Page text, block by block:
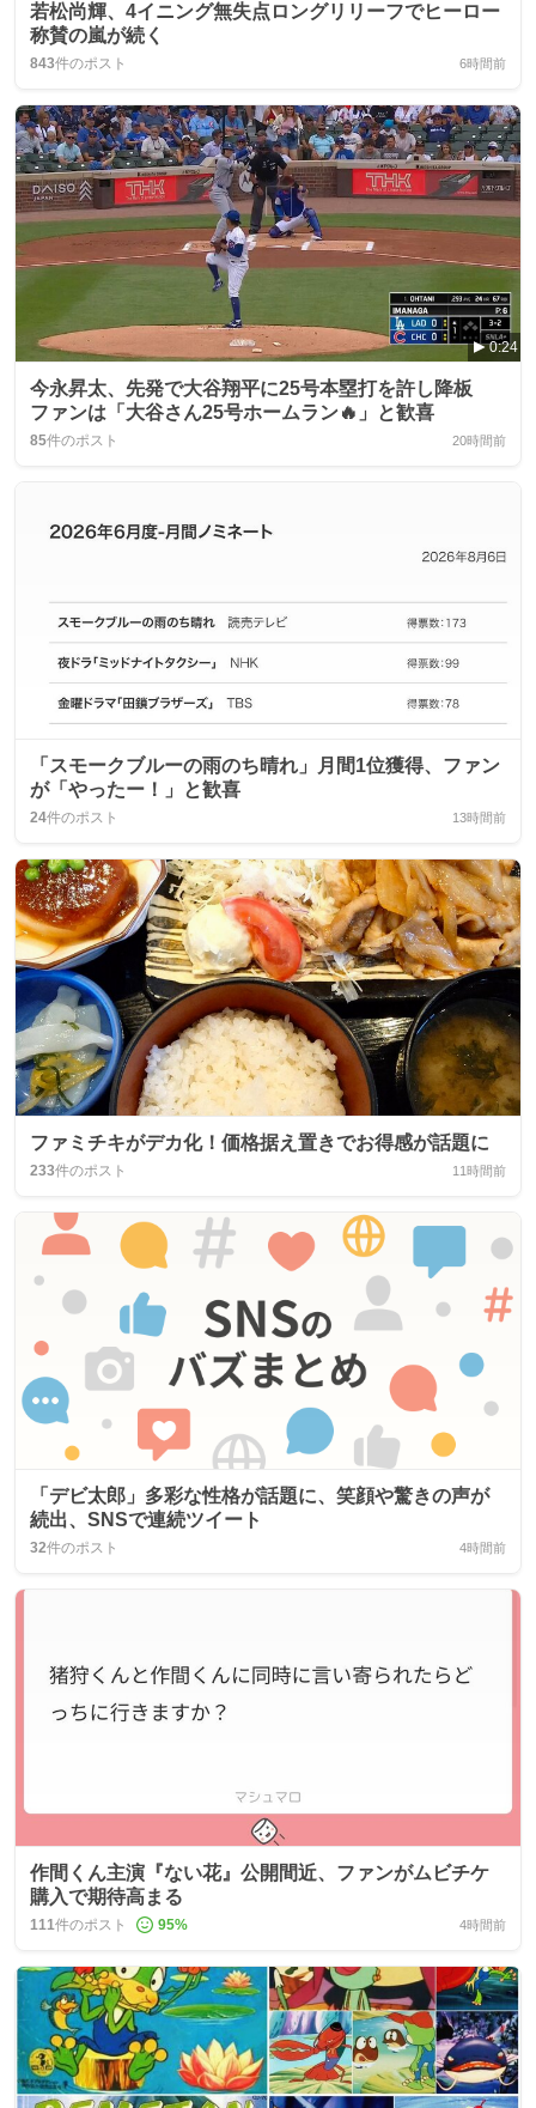
若松尚輝、4イニング無失点ロングリリーフでヒーロー
称賛の嵐が続く
843件のポスト 6時間前
0:24
今永昇太、先発で大谷翔平に25号本塁打を許し降板
ファンは「大谷さん25号ホームラン🔥」と歓喜
85件のポスト 20時間前
「スモークブルーの雨のち晴れ」月間1位獲得、ファン
が「やったー！」と歓喜
24件のポスト 13時間前
ファミチキがデカ化！価格据え置きでお得感が話題に
233件のポスト 11時間前
「デビ太郎」多彩な性格が話題に、笑顔や驚きの声が
続出、SNSで連続ツイート
32件のポスト 4時間前
作間くん主演『ない花』公開間近、ファンがムビチケ
購入で期待高まる
111件のポスト 95% 4時間前